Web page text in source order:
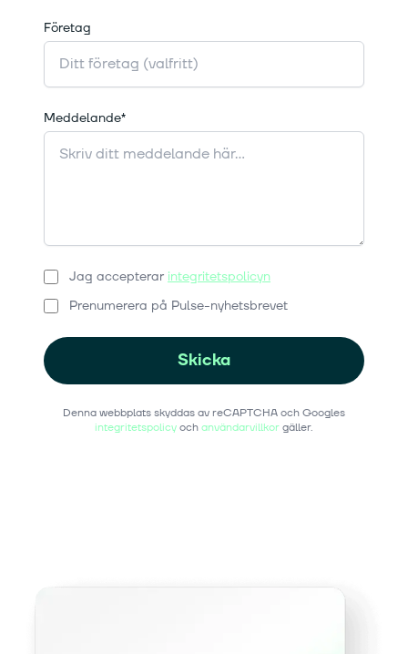
Företag
Meddelande*
Jag accepterar integritetspolicyn
Prenumerera på Pulse-nyhetsbrevet
Skicka
Denna webbplats skyddas av reCAPTCHA och Googles
integritetspolicyochanvändarvillkorgäller.